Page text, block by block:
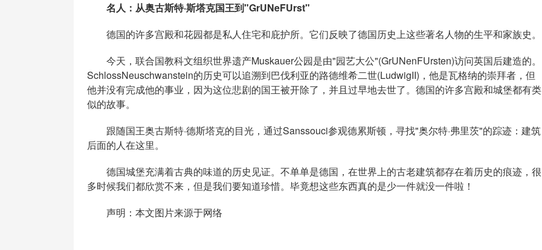
名人：从奥古斯特·斯塔克国王到"GrUNeFUrst"
德国的许多宫殿和花园都是私人住宅和庇护所。它们反映了德国历史上这些著名人物的生平和家族史。
今天，联合国教科文组织世界遗产Muskauer公园是由"园艺大公"(GrUNenFUrsten)访问英国后建造的。
SchlossNeuschwanstein的历史可以追溯到巴伐利亚的路德维希二世(LudwigII)，他是瓦格纳的崇拜者，但
他并没有完成他的事业，因为这位悲剧的国王被开除了，并且过早地去世了。德国的许多宫殿和城堡都有类
似的故事。
跟随国王奥古斯特·德斯塔克的目光，通过Sanssouci参观德累斯顿，寻找"奥尔特·弗里茨"的踪迹：建筑
后面的人在这里。
德国城堡充满着古典的味道的历史见证。不单单是德国，在世界上的古老建筑都存在着历史的痕迹，很
多时候我们都欣赏不来，但是我们要知道珍惜。毕竟想这些东西真的是少一件就没一件啦！
声明：本文图片来源于网络